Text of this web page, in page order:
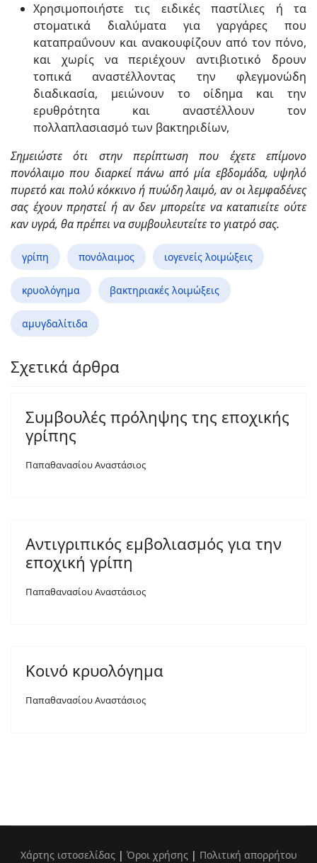
Χρησιμοποιήστε τις ειδικές παστίλιες ή τα
στοματικά διαλύματα για γαργάρες που
καταπραΰνουν και ανακουφίζουν από τον πόνο,
και χωρίς να περιέχουν αντιβιοτικό δρουν
τοπικά αναστέλλοντας την φλεγμονώδη
διαδικασία, μειώνουν το οίδημα και την
ερυθρότητα και αναστέλλουν τον
πολλαπλασιασμό των βακτηριδίων,
Σημειώστε ότι στην περίπτωση που έχετε επίμονο
πονόλαιμο που διαρκεί πάνω από μία εβδομάδα, υψηλό
πυρετό και πολύ κόκκινο ή πυώδη λαιμό, αν οι λεμφαδένες
σας έχουν πρηστεί ή αν δεν μπορείτε να καταπιείτε ούτε
καν υγρά, θα πρέπει να συμβουλευτείτε το γιατρό σας.
γρίπη πονόλαιμος ιογενείς λοιμώξεις
κρυολόγημα βακτηριακές λοιμώξεις
αμυγδαλίτιδα
Σχετικά άρθρα
Συμβουλές πρόληψης της εποχικής
γρίπης
Παπαθανασίου Αναστάσιος
Αντιγριπικός εμβολιασμός για την
εποχική γρίπη
Παπαθανασίου Αναστάσιος
Κοινό κρυολόγημα
Παπαθανασίου Αναστάσιος
Χάρτης ιστοσελίδας| Όροι χρήσης| Πολιτική απορρήτου